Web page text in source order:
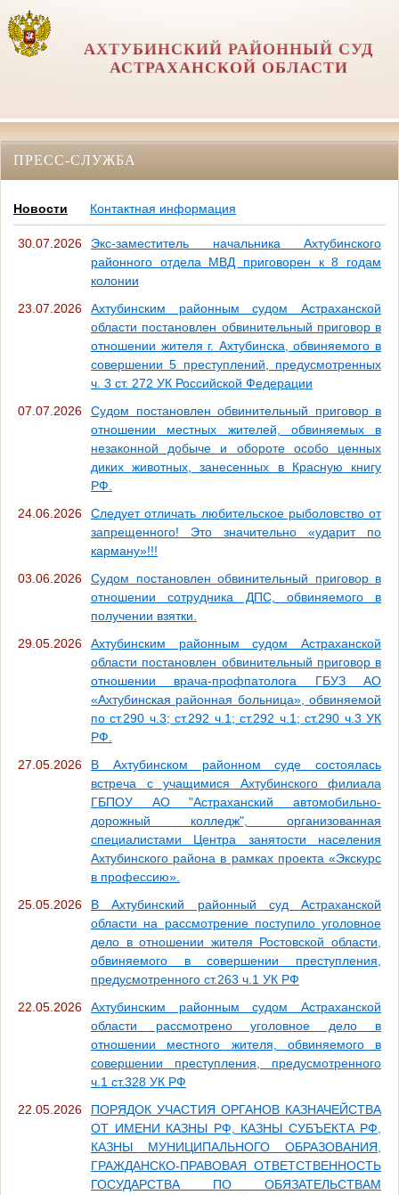
АХТУБИНСКИЙ РАЙОННЫЙ СУД
АСТРАХАНСКОЙ ОБЛАСТИ
ПРЕСС-СЛУЖБА
Новости Контактная информация
30.07.2026
Экс-заместитель начальника Ахтубинского
районного отдела МВД приговорен к 8 годам
колонии
23.07.2026
Ахтубинским районным судом Астраханской
области постановлен обвинительный приговор в
отношении жителя г. Ахтубинска, обвиняемого в
совершении 5 преступлений, предусмотренных
ч. 3 ст. 272 УК Российской Федерации
07.07.2026
Судом постановлен обвинительный приговор в
отношении местных жителей, обвиняемых в
незаконной добыче и обороте особо ценных
диких животных, занесенных в Красную книгу
РФ.
24.06.2026
Следует отличать любительское рыболовство от
запрещенного! Это значительно «ударит по
карману»!!!
03.06.2026
Судом постановлен обвинительный приговор в
отношении сотрудника ДПС, обвиняемого в
получении взятки.
29.05.2026
Ахтубинским районным судом Астраханской
области постановлен обвинительный приговор в
отношении врача-профпатолога ГБУЗ АО
«Ахтубинская районная больница», обвиняемой
по ст.290 ч.3; ст.292 ч.1; ст.292 ч.1; ст.290 ч.3 УК
РФ.
27.05.2026
В Ахтубинском районном суде состоялась
встреча с учащимися Ахтубинского филиала
ГБПОУ АО "Астраханский автомобильно-
дорожный колледж", организованная
специалистами Центра занятости населения
Ахтубинского района в рамках проекта «Экскурс
в профессию».
25.05.2026
В Ахтубинский районный суд Астраханской
области на рассмотрение поступило уголовное
дело в отношении жителя Ростовской области,
обвиняемого в совершении преступления,
предусмотренного ст.263 ч.1 УК РФ
22.05.2026
Ахтубинским районным судом Астраханской
области рассмотрено уголовное дело в
отношении местного жителя, обвиняемого в
совершении преступления, предусмотренного
ч.1 ст.328 УК РФ
22.05.2026
ПОРЯДОК УЧАСТИЯ ОРГАНОВ КАЗНАЧЕЙСТВА
ОТ ИМЕНИ КАЗНЫ РФ, КАЗНЫ СУБЪЕКТА РФ,
КАЗНЫ МУНИЦИПАЛЬНОГО ОБРАЗОВАНИЯ,
ГРАЖДАНСКО-ПРАВОВАЯ ОТВЕТСТВЕННОСТЬ
ГОСУДАРСТВА ПО ОБЯЗАТЕЛЬСТВАМ